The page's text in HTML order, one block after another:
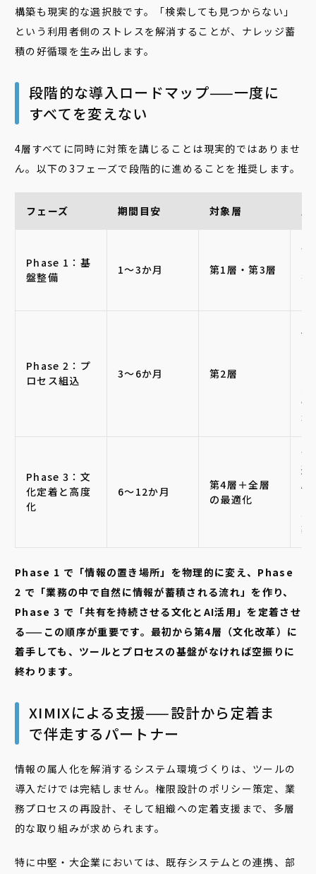
構築も現実的な選択肢です。「検索しても見つからない」
という利用者側のストレスを解消することが、ナレッジ蓄
積の好循環を生み出します。
段階的な導入ロードマップ——一度に
すべてを変えない
4層すべてに同時に対策を講じることは現実的ではありませ
ん。以下の3フェーズで段階的に進めることを推奨します。
フェーズ 期間目安 対象層 主
Phase 1：基
盤整備
1〜3か月 第1層・第3層
共
行
Phase 2：プ
ロセス組込
3〜6か月 第2層
主
情
準
Phase 3：文
化定着と高度
化
6〜12か月
第4層＋全層
の最適化
評
連
AI
検
築
Phase 1 で「情報の置き場所」を物理的に変え、Phase
2 で「業務の中で自然に情報が蓄積される流れ」を作り、
Phase 3 で「共有を持続させる文化とAI活用」を定着させ
る——この順序が重要です。最初から第4層（文化改革）に
着手しても、ツールとプロセスの基盤がなければ空振りに
終わります。
XIMIXによる支援——設計から定着ま
で伴走するパートナー
情報の属人化を解消するシステム環境づくりは、ツールの
導入だけでは完結しません。権限設計のポリシー策定、業
務プロセスの再設計、そして組織への定着支援まで、多層
的な取り組みが求められます。
特に中堅・大企業においては、既存システムとの連携、部